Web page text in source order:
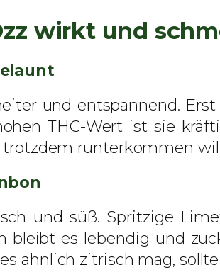
wirkt und
und entspannend.
THC-Wert ist sie
runterkommen
und süß. Spritzige
bleibt es lebendig und
ähnlich zitrisch mag,